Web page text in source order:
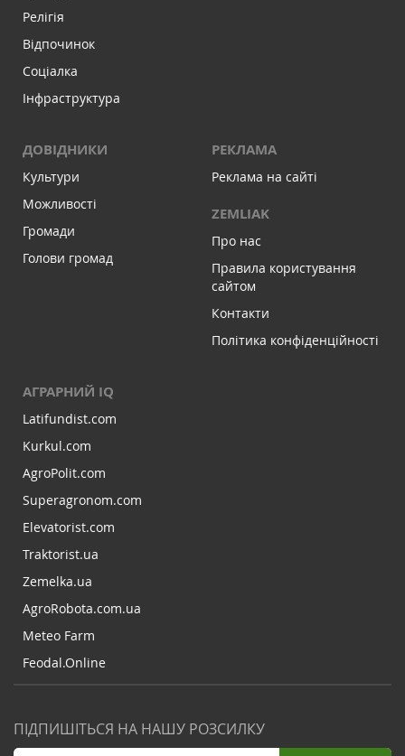
Релігія
Відпочинок
Соціалка
Інфраструктура
ДОВІДНИКИ
Культури
Можливості
Громади
Голови громад
РЕКЛАМА
Реклама на сайті
ZEMLIAK
Про нас
Правила користування
сайтом
Контакти
Політика конфіденційності
АГРАРНИЙ IQ
Latifundist.com
Kurkul.com
AgroPolit.com
Superagronom.com
Elevatorist.com
Traktorist.ua
Zemelka.ua
AgroRobota.com.ua
Meteo Farm
Feodal.Online
ПІДПИШІТЬСЯ НА НАШУ РОЗСИЛКУ